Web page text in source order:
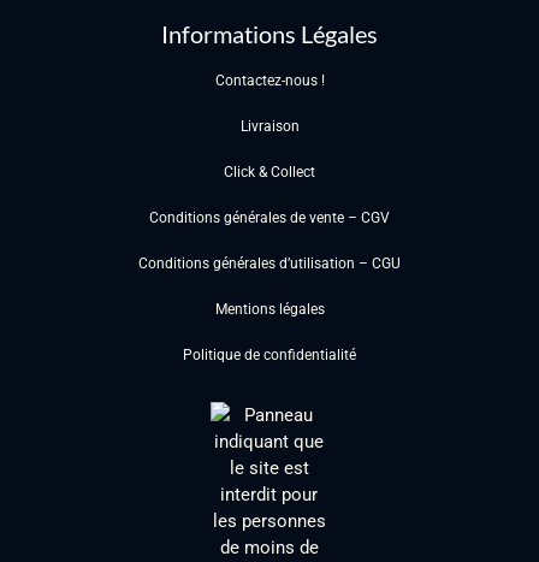
Informations Légales
Contactez-nous !
Livraison
Click & Collect
Conditions générales de vente – CGV
Conditions générales d’utilisation – CGU
Mentions légales
Politique de confidentialité